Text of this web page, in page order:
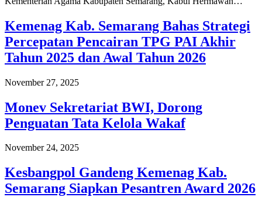
Kemenag Kab. Semarang Bahas Strategi
Percepatan Pencairan TPG PAI Akhir
Tahun 2025 dan Awal Tahun 2026
November 27, 2025
Monev Sekretariat BWI, Dorong
Penguatan Tata Kelola Wakaf
November 24, 2025
Kesbangpol Gandeng Kemenag Kab.
Semarang Siapkan Pesantren Award 2026